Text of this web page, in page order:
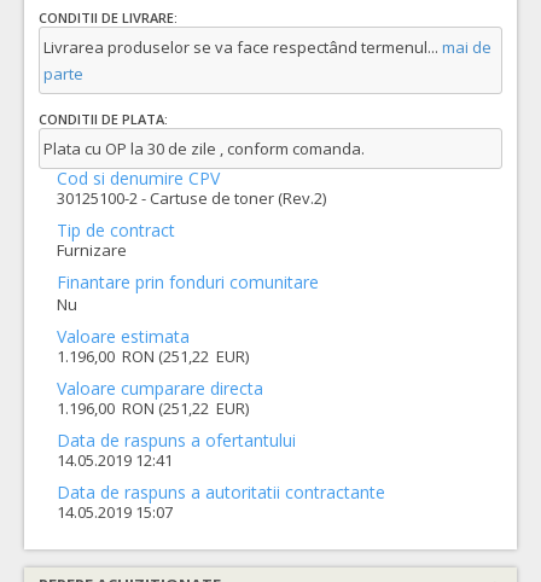
CONDITII DE LIVRARE:
Livrarea produselor se va face respectând termenul... mai de
parte
CONDITII DE PLATA:
Plata cu OP la 30 de zile , conform comanda.
Cod si denumire CPV
30125100-2 - Cartuse de toner (Rev.2)
Tip de contract
Furnizare
Finantare prin fonduri comunitare
Nu
Valoare estimata
1.196,00 RON (251,22 EUR)
Valoare cumparare directa
1.196,00 RON (251,22 EUR)
Data de raspuns a ofertantului
14.05.2019 12:41
Data de raspuns a autoritatii contractante
14.05.2019 15:07